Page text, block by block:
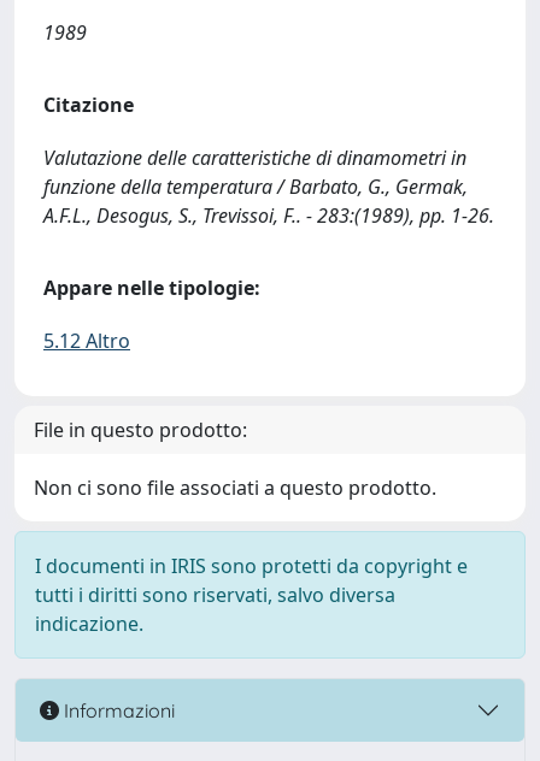
1989
Citazione
Valutazione delle caratteristiche di dinamometri in
funzione della temperatura / Barbato, G., Germak,
A.F.L., Desogus, S., Trevissoi, F.. - 283:(1989), pp. 1-26.
Appare nelle tipologie:
5.12 Altro
File in questo prodotto:
Non ci sono file associati a questo prodotto.
I documenti in IRIS sono protetti da copyright e
tutti i diritti sono riservati, salvo diversa
indicazione.
Informazioni